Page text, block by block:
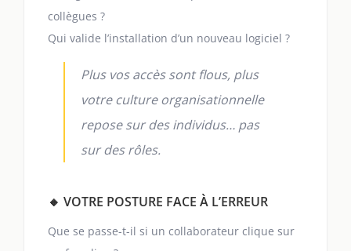
collègues ?
Qui valide l’installation d’un nouveau logiciel ?
Plus vos accès sont flous, plus
votre culture organisationnelle
repose sur des individus… pas
sur des rôles.
🔸 VOTRE POSTURE FACE À L’ERREUR
Que se passe-t-il si un collaborateur clique sur